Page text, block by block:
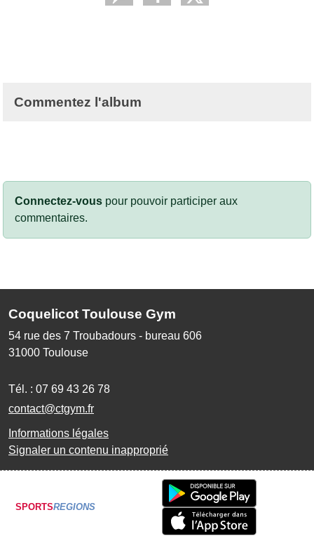
Commentez l'album
Connectez-vous pour pouvoir participer aux
commentaires.
Coquelicot Toulouse Gym
54 rue des 7 Troubadours - bureau 606
31000 Toulouse
Tél. : 07 69 43 26 78
contact@ctgym.fr
Informations légales
Signaler un contenu inapproprié
SPORTSREGIONS